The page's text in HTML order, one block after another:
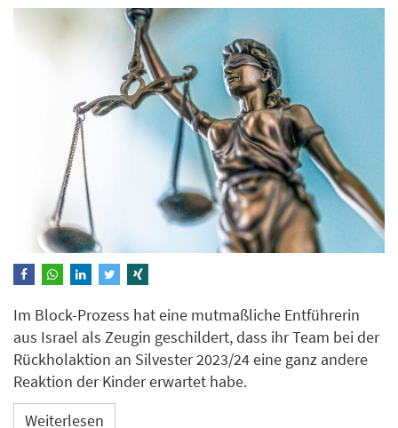
Im Block-Prozess hat eine mutmaßliche Entführerin
aus Israel als Zeugin geschildert, dass ihr Team bei der
Rückholaktion an Silvester 2023/24 eine ganz andere
Reaktion der Kinder erwartet habe.
Weiterlesen